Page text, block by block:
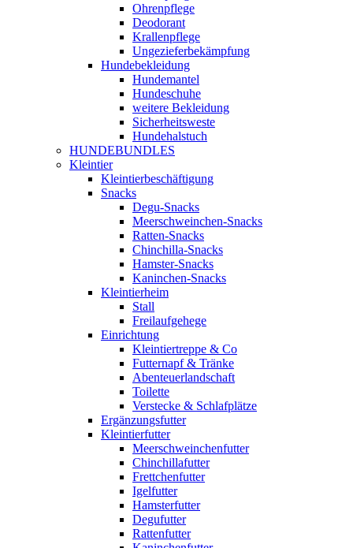
Ohrenpflege
Deodorant
Krallenpflege
Ungezieferbekämpfung
Hundebekleidung
Hundemantel
Hundeschuhe
weitere Bekleidung
Sicherheitsweste
Hundehalstuch
HUNDEBUNDLES
Kleintier
Kleintierbeschäftigung
Snacks
Degu-Snacks
Meerschweinchen-Snacks
Ratten-Snacks
Chinchilla-Snacks
Hamster-Snacks
Kaninchen-Snacks
Kleintierheim
Stall
Freilaufgehege
Einrichtung
Kleintiertreppe & Co
Futternapf & Tränke
Abenteuerlandschaft
Toilette
Verstecke & Schlafplätze
Ergänzungsfutter
Kleintierfutter
Meerschweinchenfutter
Chinchillafutter
Frettchenfutter
Igelfutter
Hamsterfutter
Degufutter
Rattenfutter